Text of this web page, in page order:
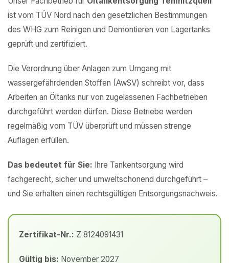
ist vom TÜV Nord nach den gesetzlichen Bestimmungen
des WHG zum Reinigen und Demontieren von Lagertanks
geprüft und zertifiziert.
Die Verordnung über Anlagen zum Umgang mit
wassergefährdenden Stoffen (AwSV) schreibt vor, dass
Arbeiten an Öltanks nur von zugelassenen Fachbetrieben
durchgeführt werden dürfen. Diese Betriebe werden
regelmäßig vom TÜV überprüft und müssen strenge
Auflagen erfüllen.
Das bedeutet für Sie: Ihre Tankentsorgung wird
fachgerecht, sicher und umweltschonend durchgeführt –
und Sie erhalten einen rechtsgültigen Entsorgungsnachweis.
Zertifikat-Nr.: Z 8124091431
Gültig bis: November 2027